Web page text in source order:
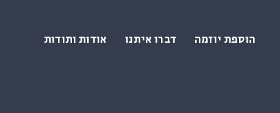
הוספת יוזמה דברו איתנו אודות ותודות